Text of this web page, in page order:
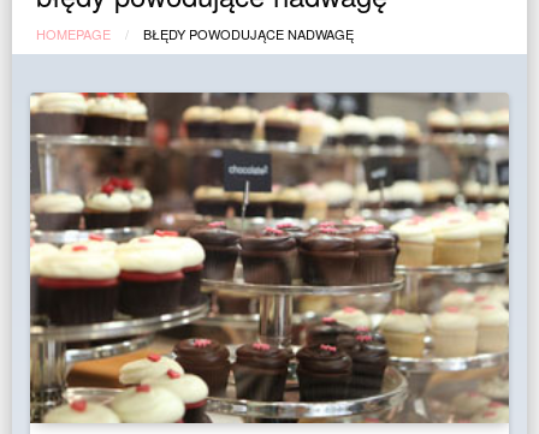
HOMEPAGE BŁĘDY POWODUJĄCE NADWAGĘ